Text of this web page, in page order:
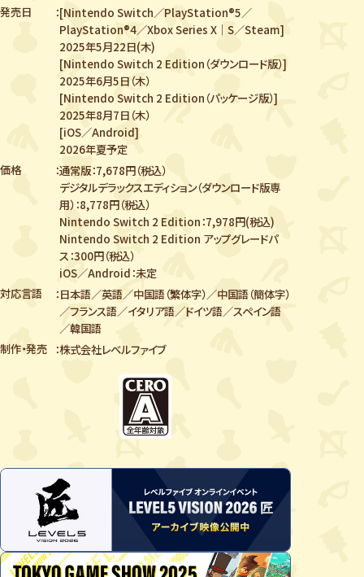
発売日
[Nintendo Switch／PlayStation®5／
PlayStation®4／Xbox Series X｜S／Steam]
2025年5月22日(木)
[Nintendo Switch 2 Edition（ダウンロード版）]
2025年6月5日（木）
[Nintendo Switch 2 Edition（パッケージ版）]
2025年8月7日（木）
[iOS／Android]
2026年夏予定
価格
通常版：7,678円（税込）
デジタルデラックスエディション（ダウンロード版専
用）：8,778円（税込）
Nintendo Switch 2 Edition：7,978円(税込)
Nintendo Switch 2 Edition アップグレードパ
ス：300円（税込）
iOS／Android：未定
対応言語
日本語／英語／中国語（繁体字）／中国語（簡体字）
／フランス語／イタリア語／ドイツ語／スペイン語
／韓国語
制作・発売
株式会社レベルファイブ